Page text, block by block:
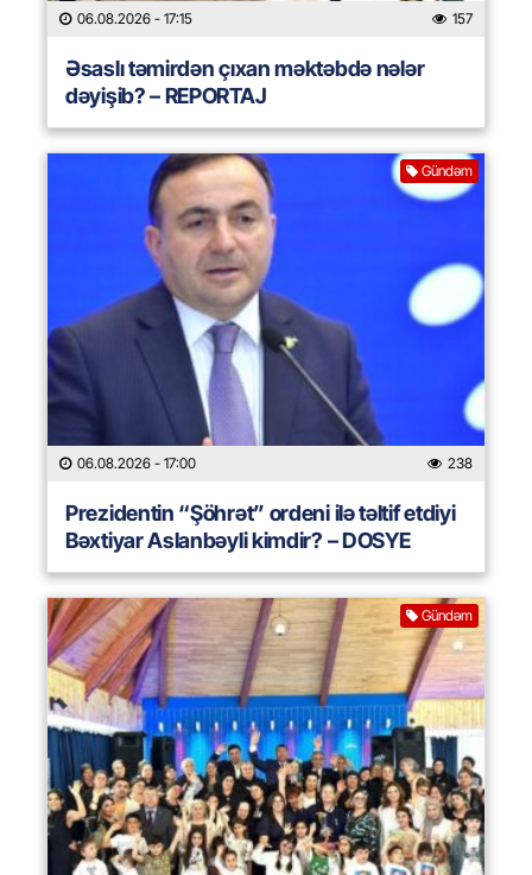
06.08.2026 - 17:15 157
Əsaslı təmirdən çıxan məktəbdə nələr
dəyişib? – REPORTAJ
Gündəm
06.08.2026 - 17:00 238
Prezidentin “Şöhrət” ordeni ilə təltif etdiyi
Bəxtiyar Aslanbəyli kimdir? – DOSYE
Gündəm